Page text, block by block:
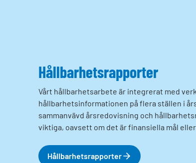
Hållbarhetsrapporter
Vårt hållbarhetsarbete är integrerat med
hållbarhetsinformationen på flera ställen i
sammanvävd årsredovisning och
viktiga, oavsett om det är finansiella mål
Hållbarhetsrapporter